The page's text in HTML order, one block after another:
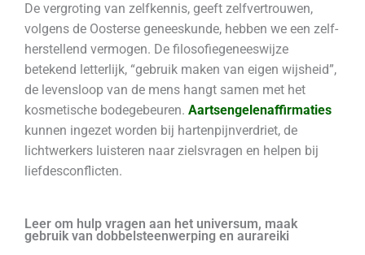
De vergroting van zelfkennis, geeft zelfvertrouwen,
volgens de Oosterse geneeskunde, hebben we een zelf-
herstellend vermogen. De filosofiegeneeswijze
betekend letterlijk, “gebruik maken van eigen wijsheid”,
de levensloop van de mens hangt samen met het
kosmetische bodegebeuren. Aartsengelenaffirmaties
kunnen ingezet worden bij hartenpijnverdriet, de
lichtwerkers luisteren naar zielsvragen en helpen bij
liefdesconflicten.
Leer om hulp vragen aan het universum, maak
gebruik van dobbelsteenwerping en aurareiki